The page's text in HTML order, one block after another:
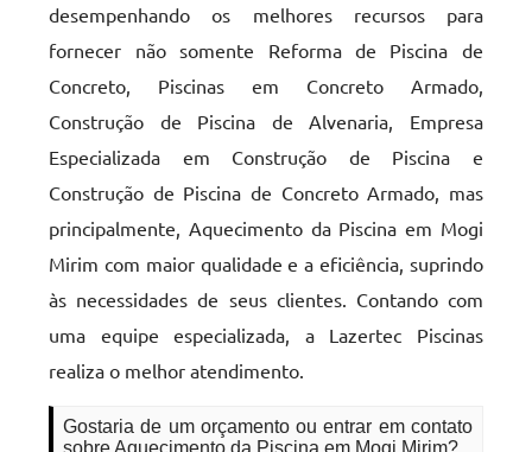
desempenhando os melhores recursos para
fornecer não somente Reforma de Piscina de
Concreto, Piscinas em Concreto Armado,
Construção de Piscina de Alvenaria, Empresa
Especializada em Construção de Piscina e
Construção de Piscina de Concreto Armado, mas
principalmente, Aquecimento da Piscina em Mogi
Mirim com maior qualidade e a eficiência, suprindo
às necessidades de seus clientes. Contando com
uma equipe especializada, a Lazertec Piscinas
realiza o melhor atendimento.
Gostaria de um orçamento ou entrar em contato
sobre Aquecimento da Piscina em Mogi Mirim?